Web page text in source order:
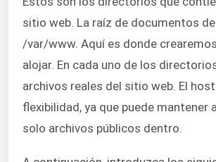
sitio web. La raíz de documentos
/var/www. Aquí es donde
alojar. En cada uno de los
archivos reales del sitio web. El
flexibilidad, ya que puede
solo archivos públicos dentro.